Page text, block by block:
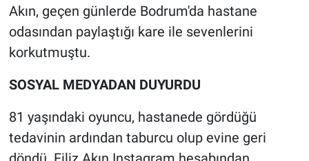
Akın, geçen günlerde Bodrum'da hastane
odasından paylaştığı kare ile sevenlerini
korkutmuştu.
SOSYAL MEDYADAN DUYURDU
81 yaşındaki oyuncu, hastanede gördüğü
tedavinin ardından taburcu olup evine geri
Günün görüntüsü
Haber
İlan
Kimdir